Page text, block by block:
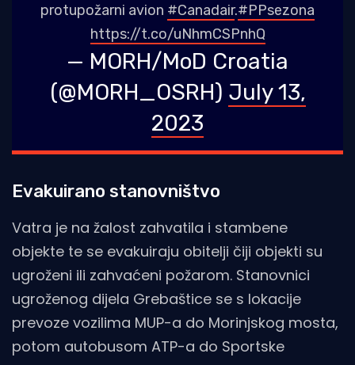
protupožarni avion #Canadair.#PPsezona
https://t.co/uNhmCSPnhQ
— MORH/MoD Croatia
(@MORH_OSRH) July 13,
2023
Evakuirano stanovništvo
Vatra je na žalost zahvatila i stambene
objekte te se evakuiraju obitelji čiji objekti su
ugroženi ili zahvaćeni požarom. Stanovnici
ugroženog dijela Grebaštice se s lokacije
prevoze vozilima MUP-a do Morinjskog mosta,
potom autobusom ATP-a do Sportske